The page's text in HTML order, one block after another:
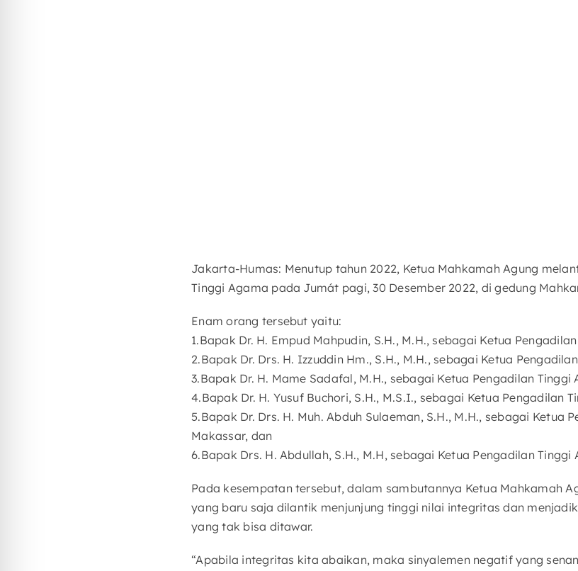
Jakarta-Humas: Menutup tahun 2022, Ketua Mahkamah Agung
Tinggi Agama pada Jumát pagi, 30 Desember 2022, di gedung
Enam orang tersebut yaitu:
1.Bapak Dr. H. Empud Mahpudin, S.H., M.H., sebagai Ketua
2.Bapak Dr. Drs. H. Izzuddin Hm., S.H., M.H., sebagai Ketua
3.Bapak Dr. H. Mame Sadafal, M.H., sebagai Ketua Pengadilan Tinggi
4.Bapak Dr. H. Yusuf Buchori, S.H., M.S.I., sebagai Ketua Pengadilan
5.Bapak Dr. Drs. H. Muh. Abduh Sulaeman, S.H., M.H., sebagai Ketua
Makassar, dan
6.Bapak Drs. H. Abdullah, S.H., M.H, sebagai Ketua Pengadilan
Pada kesempatan tersebut, dalam sambutannya Ketua Mahkamah
yang baru saja dilantik menjunjung tinggi nilai integritas dan
yang tak bisa ditawar.
“Apabila integritas kita abaikan, maka sinyalemen negatif yang